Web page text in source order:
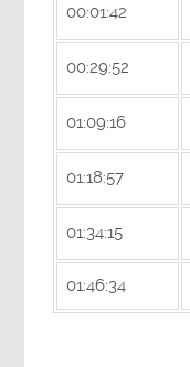
00:01:42
00:29:52
01:09:16
01:18:57
01:34:15
01:46:34